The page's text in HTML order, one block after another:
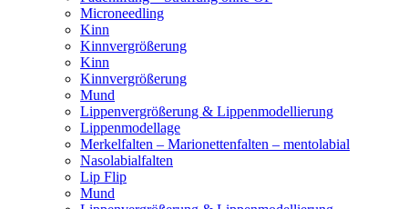
Microneedling
Kinn
Kinnvergrößerung
Kinn
Kinnvergrößerung
Mund
Lippenvergrößerung & Lippenmodellierung
Lippenmodellage
Merkelfalten – Marionettenfalten – mentolabial
Nasolabialfalten
Lip Flip
Mund